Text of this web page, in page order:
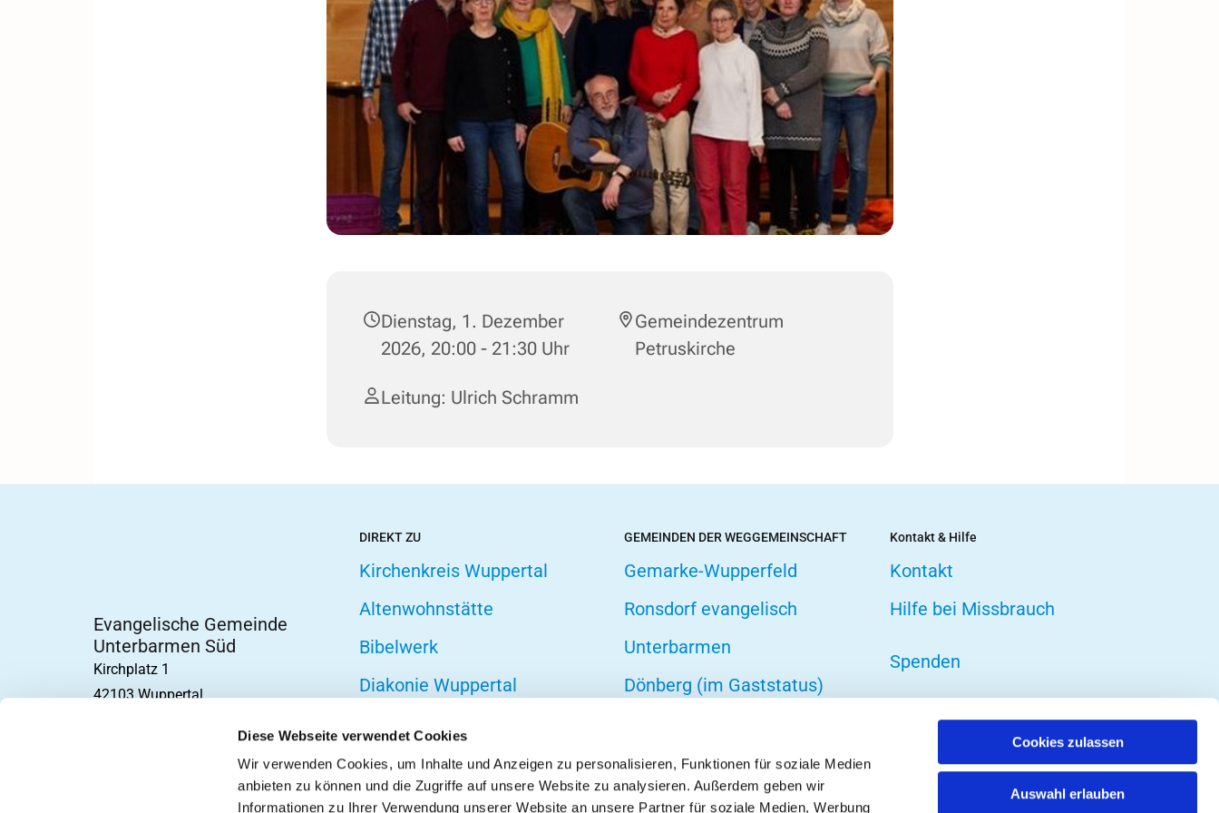
Diese Webseite verwendet Cookies
Wir verwenden Cookies, um Inhalte und Anzeigen zu personalisieren, Funktionen für soziale Medien
anbieten zu können und die Zugriffe auf unsere Website zu analysieren. Außerdem geben wir
Informationen zu Ihrer Verwendung unserer Website an unsere Partner für soziale Medien, Werbung
Cookies zulassen
Auswahl erlauben
Dienstag, 1. Dezember
2026, 20:00 - 21:30 Uhr
Gemeindezentrum
Petruskirche
Leitung: Ulrich Schramm
Evangelische Gemeinde
Unterbarmen Süd
Kirchplatz 1
42103 Wuppertal
DIREKT ZU
Kirchenkreis Wuppertal
Altenwohnstätte
Bibelwerk
Diakonie Wuppertal
Hospizarbeit
Telefonseelsorge
GEMEINDEN DER WEGGEMEINSCHAFT
Gemarke-Wupperfeld
Ronsdorf evangelisch
Unterbarmen
Dönberg (im Gaststatus)
Kontakt & Hilfe
Kontakt
Hilfe bei Missbrauch
Spenden